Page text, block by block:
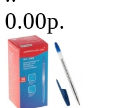
0.00р.